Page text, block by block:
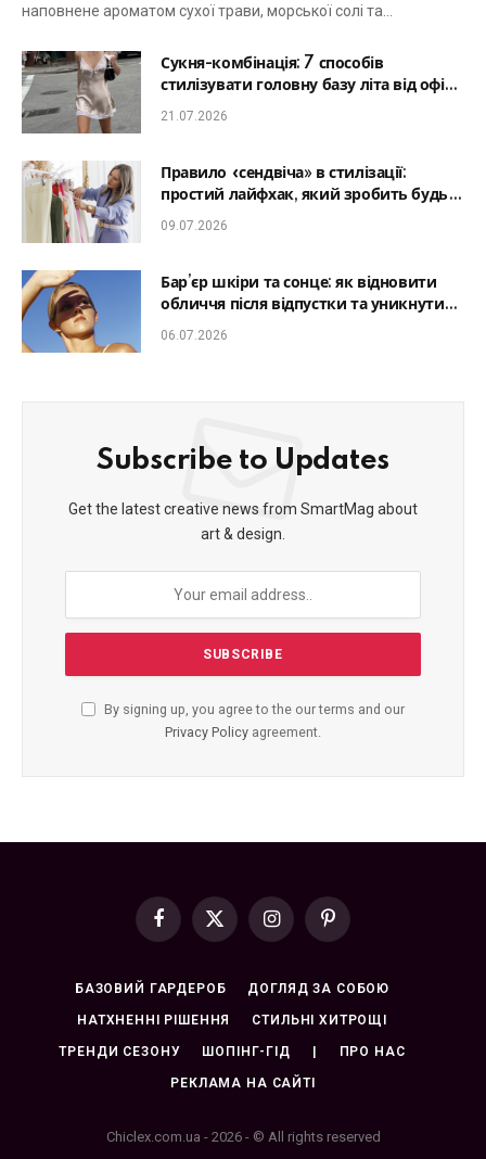
наповнене ароматом сухої трави, морської солі та…
Сукня-комбінація: 7 способів
стилізувати головну базу літа від офісу
до романтичної вечері
21.07.2026
Правило «сендвіча» в стилізації:
простий лайфхак, який зробить будь-
який образ гармонійним
09.07.2026
Бар’єр шкіри та сонце: як відновити
обличчя після відпустки та уникнути
фотостаріння
06.07.2026
Subscribe to Updates
Get the latest creative news from SmartMag about
art & design.
By signing up, you agree to the our terms and our
Privacy Policy agreement.
Facebook
X
InstagramPinterest
БАЗОВИЙ ГАРДЕРОБ ДОГЛЯД ЗА СОБОЮ
НАТХНЕННІ РІШЕННЯ СТИЛЬНІ ХИТРОЩІ
ТРЕНДИ СЕЗОНУ ШОПІНГ-ГІД | ПРО НАС
РЕКЛАМА НА САЙТІ
Chiclex.com.ua - 2026 - © All rights reserved